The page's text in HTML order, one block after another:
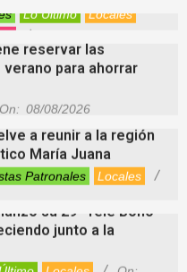
reservar las
08/08/2026
a reunir a la región
Patronales
Locales
su 29° Tele Bono
junto a la
Locales